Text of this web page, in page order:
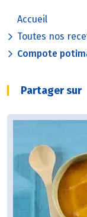
Accueil
Toutes nos
Compote
Partager sur